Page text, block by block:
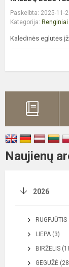
Paskelbta: 2025-11-
Kategorija: Renginiai
Kalėdinės eglutės
Naujienų
2026
RUGPJŪTIS
LIEPA (3)
BIRŽELIS
GEGUŽĖ